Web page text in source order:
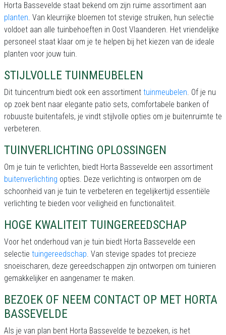
Horta Bassevelde staat bekend om zijn ruime assortiment aan
planten. Van kleurrijke bloemen tot stevige struiken, hun selectie
voldoet aan alle tuinbehoeften in Oost Vlaanderen. Het vriendelijke
personeel staat klaar om je te helpen bij het kiezen van de ideale
planten voor jouw tuin.
STIJLVOLLE TUINMEUBELEN
Dit tuincentrum biedt ook een assortiment tuinmeubelen. Of je nu
op zoek bent naar elegante patio sets, comfortabele banken of
robuuste buitentafels, je vindt stijlvolle opties om je buitenruimte te
verbeteren.
TUINVERLICHTING OPLOSSINGEN
Om je tuin te verlichten, biedt Horta Bassevelde een assortiment
buitenverlichting opties. Deze verlichting is ontworpen om de
schoonheid van je tuin te verbeteren en tegelijkertijd essentiële
verlichting te bieden voor veiligheid en functionaliteit.
HOGE KWALITEIT TUINGEREEDSCHAP
Voor het onderhoud van je tuin biedt Horta Bassevelde een
selectie tuingereedschap. Van stevige spades tot precieze
snoeischaren, deze gereedschappen zijn ontworpen om tuinieren
gemakkelijker en aangenamer te maken.
BEZOEK OF NEEM CONTACT OP MET HORTA
BASSEVELDE
Als je van plan bent Horta Bassevelde te bezoeken, is het